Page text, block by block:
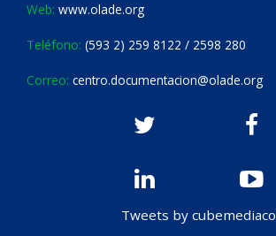
Web: www.olade.org
Teléfono: (593 2) 259 8122 / 2598 280
Correo: centro.documentacion@olade.org
Tweets by cubemediaco